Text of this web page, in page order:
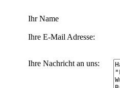
Ihr Name
Ihre E-Mail Adresse:
Ihre Nachricht an uns: